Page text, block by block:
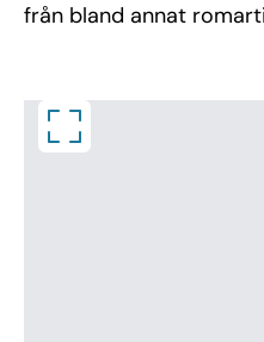
från bland annat